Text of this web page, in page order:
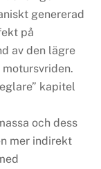
genererad
på
av den lägre
kapitel
och dess
mer indirekt